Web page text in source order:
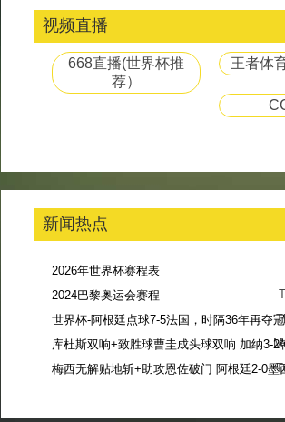
视频直播
668直播(世界杯推
荐）
王者体
新闻热点
2026年世界杯赛程表
2024巴黎奥运会赛程
库杜斯双响+致胜球曹圭成头球双响 加纳3-2